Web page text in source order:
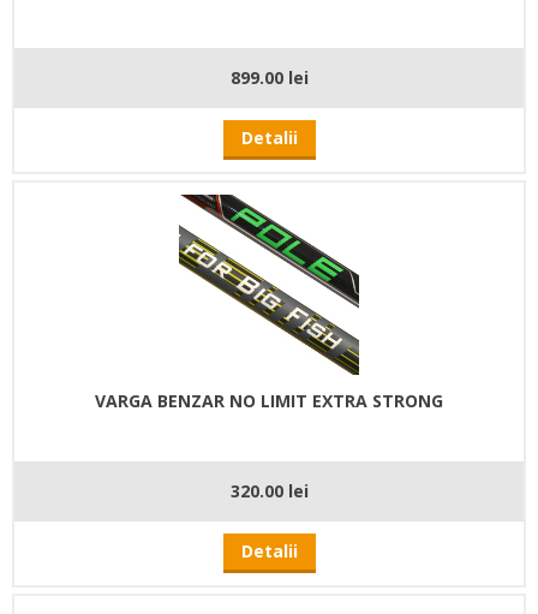
899.00 lei
Detalii
VARGA BENZAR NO LIMIT EXTRA STRONG
320.00 lei
Detalii